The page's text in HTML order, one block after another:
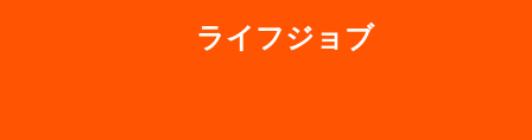
ライフジョブ